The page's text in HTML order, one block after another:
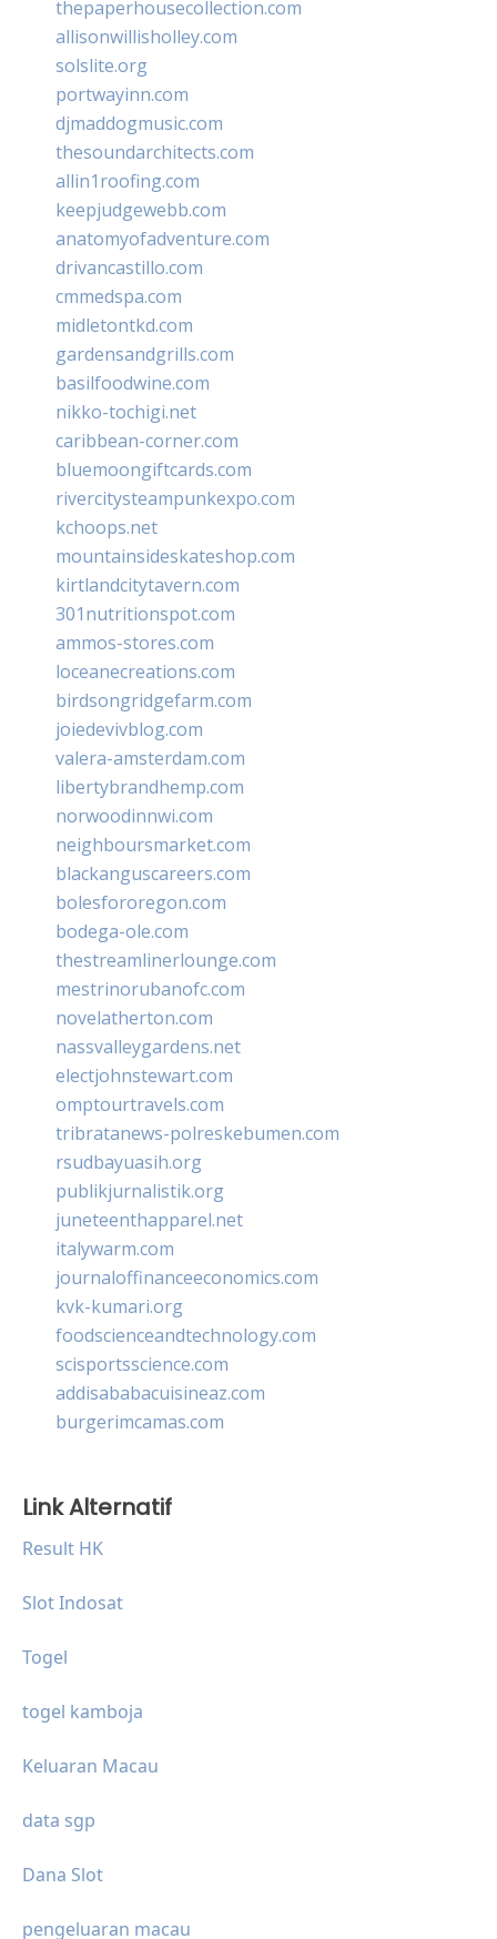
thepaperhousecollection.com
allisonwillisholley.com
solslite.org
portwayinn.com
djmaddogmusic.com
thesoundarchitects.com
allin1roofing.com
keepjudgewebb.com
anatomyofadventure.com
drivancastillo.com
cmmedspa.com
midletontkd.com
gardensandgrills.com
basilfoodwine.com
nikko-tochigi.net
caribbean-corner.com
bluemoongiftcards.com
rivercitysteampunkexpo.com
kchoops.net
mountainsideskateshop.com
kirtlandcitytavern.com
301nutritionspot.com
ammos-stores.com
loceanecreations.com
birdsongridgefarm.com
joiedevivblog.com
valera-amsterdam.com
libertybrandhemp.com
norwoodinnwi.com
neighboursmarket.com
blackanguscareers.com
bolesfororegon.com
bodega-ole.com
thestreamlinerlounge.com
mestrinorubanofc.com
novelatherton.com
nassvalleygardens.net
electjohnstewart.com
omptourtravels.com
tribratanews-polreskebumen.com
rsudbayuasih.org
publikjurnalistik.org
juneteenthapparel.net
italywarm.com
journaloffinanceeconomics.com
kvk-kumari.org
foodscienceandtechnology.com
scisportsscience.com
addisababacuisineaz.com
burgerimcamas.com
Link Alternatif
Result HK
Slot Indosat
Togel
togel kamboja
Keluaran Macau
data sgp
Dana Slot
pengeluaran macau